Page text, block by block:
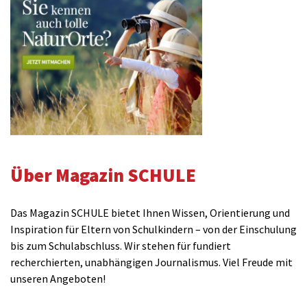
Über Magazin SCHULE
Das Magazin SCHULE bietet Ihnen Wissen, Orientierung und
Inspiration für Eltern von Schulkindern – von der Einschulung
bis zum Schulabschluss. Wir stehen für fundiert
recherchierten, unabhängigen Journalismus. Viel Freude mit
unseren Angeboten!